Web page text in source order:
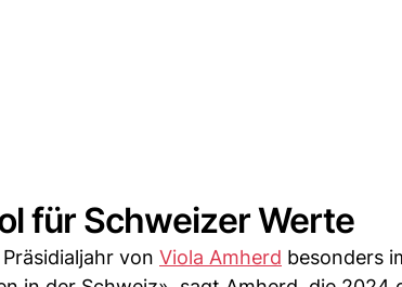
für Schweizer Werte
von Viola Amherd besonders